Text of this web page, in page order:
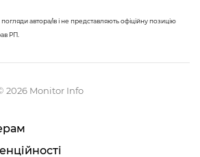
автора/ів і не представляють офіційну позицію
РП.
2026 Monitor Info